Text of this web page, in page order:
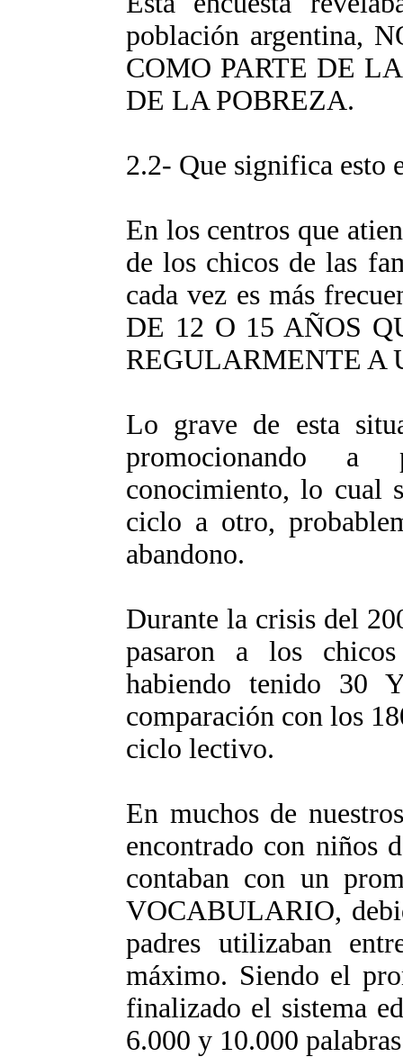
población argentina,
COMO PARTE DE
DE LA POBREZA.
2.2- Que significa esto
En los centros que
de los chicos de las
cada vez es más
DE 12 O 15 AÑOS
REGULARMENTE A
Lo grave de esta
promocionando
conocimiento, lo cual
ciclo a otro,
abandono.
Durante la crisis del
pasaron a los
habiendo tenido 30
comparación con los
ciclo lectivo.
En muchos de
encontrado con niños
contaban con un
VOCABULARIO,
padres utilizaban
máximo. Siendo el
finalizado el sistema
6.000 y 10.000